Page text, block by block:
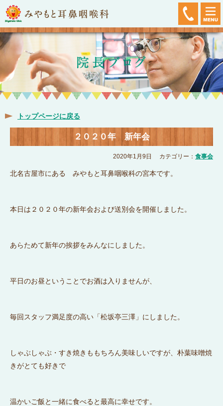
トップページに戻る
２０２０年 新年会
2020年1月9日 カテゴリー： 食事会
北名古屋市にある みやもと耳鼻咽喉科の宮本です。
本日は２０２０年の新年会および送別会を開催しました。
あらためて新年の挨拶をみんなにしました。
平日のお昼ということでお酒は入りませんが、
毎回スタッフ満足度の高い「松坂亭三澤 」にしました。
しゃぶしゃぶ・すき焼きももちろん美味しいですが、朴葉味噌焼
きがとても好きで
温かいご飯と一緒に食べると最高に幸せです。